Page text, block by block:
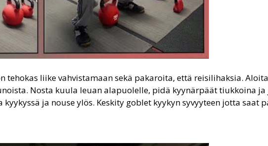
tehokas liike vahvistamaan sekä pakaroita, että reisilihaksia.
Nosta kuula leuan alapuolelle, pidä kyynärpäät tiukkoina
kyykyssä ja nouse ylös. Keskity goblet kyykyn syvyyteen jotta saat